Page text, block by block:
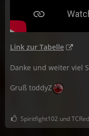
Link zur Tabelle
Danke und weiter viel
Gruß toddyZ
Spiritfight102 und